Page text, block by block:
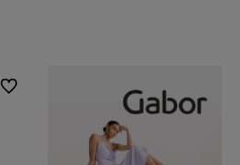
Do ulubionych